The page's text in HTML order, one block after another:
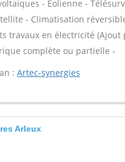
- Eolienne -
- Climatisation
travaux en électricité (Ajout
complète ou partielle -
: Artec-synergies
Arleux